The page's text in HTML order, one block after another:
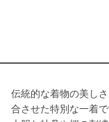
伝統的な着物の美し
合させた特別な一着で